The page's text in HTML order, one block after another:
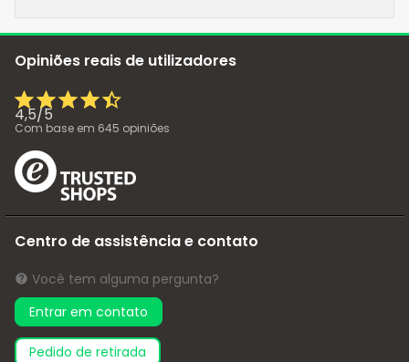
Opiniões reais de utilizadores
4,5/5
Com base em 645 opiniões
Centro de assistência e contato
Você tem alguma pergunta?
Entrar em contato
pedido de retirada